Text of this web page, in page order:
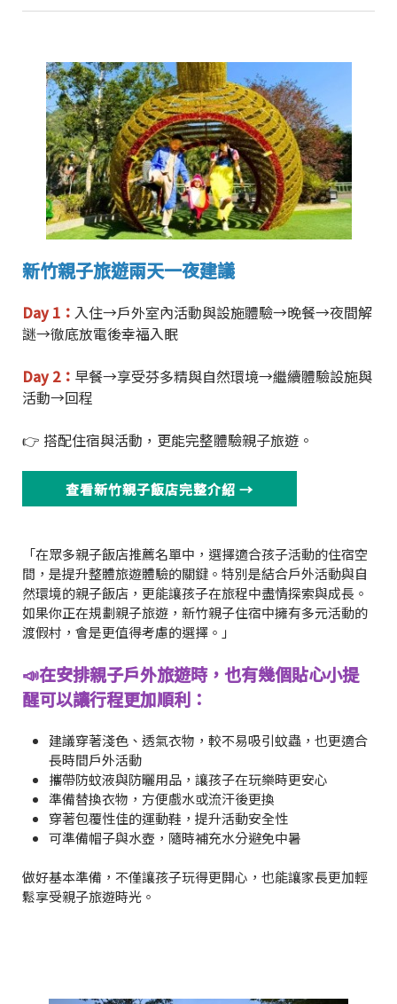
新竹親子旅遊兩天一夜建議
Day 1： 入住→戶外室內活動與設施體驗→晚餐→夜間解
謎→徹底放電後幸福入眠
Day 2： 早餐→享受芬多精與自然環境→繼續體驗設施與
活動→回程
👉 搭配住宿與活動，更能完整體驗親子旅遊。
查看新竹親子飯店完整介紹 →
「在眾多親子飯店推薦名單中，選擇適合孩子活動的住宿空
間，是提升整體旅遊體驗的關鍵。特別是結合戶外活動與自
然環境的親子飯店，更能讓孩子在旅程中盡情探索與成長。
如果你正在規劃親子旅遊，新竹親子住宿中擁有多元活動的
渡假村，會是更值得考慮的選擇。」
📣在安排親子戶外旅遊時，也有幾個貼心小提
醒可以讓行程更加順利：
建議穿著淺色、透氣衣物，較不易吸引蚊蟲，也更適合
長時間戶外活動
攜帶防蚊液與防曬用品，讓孩子在玩樂時更安心
準備替換衣物，方便戲水或流汗後更換
穿著包覆性佳的運動鞋，提升活動安全性
可準備帽子與水壺，隨時補充水分避免中暑
做好基本準備，不僅讓孩子玩得更開心，也能讓家長更加輕
鬆享受親子旅遊時光。